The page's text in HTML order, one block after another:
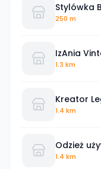
Stylówka
250 m
IzAnia
1.3 km
Kreator
1.4 km
Odzież
1.4 km